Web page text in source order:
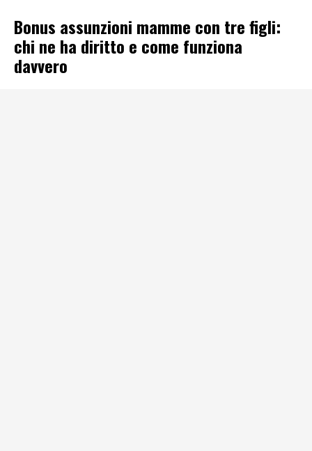
Bonus assunzioni mamme con tre figli:
chi ne ha diritto e come funziona
davvero